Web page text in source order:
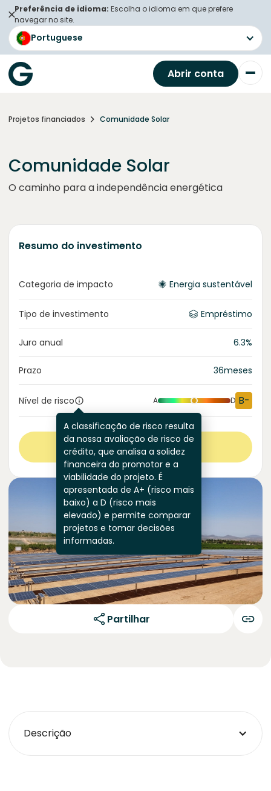
Preferência de idioma: Escolha o idioma em que prefere
navegar no site.
Portuguese
Abrir conta
Projetos financiados Comunidade Solar
Comunidade Solar
O caminho para a independência energética
Resumo do investimento
Categoria de impacto Energia sustentável
Tipo de investimento Empréstimo
Juro anual 6.3%
Prazo 36meses
Nível de risco
A classificação de risco resulta
da nossa avaliação de risco de
crédito, que analisa a solidez
financeira do promotor e a
viabilidade do projeto. É
apresentada de A+ (risco mais
baixo) a D (risco mais
elevado) e permite comparar
projetos e tomar decisões
informadas.
A D B-
Ver mais
Partilhar
Descrição